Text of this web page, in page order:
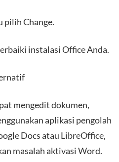
pilih Change.
instalasi Office Anda.
mengedit dokumen,
aplikasi pengolah
Docs atau LibreOffice,
masalah aktivasi Word.